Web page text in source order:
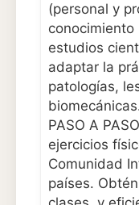
(personal y
estudios
adaptar la
patologías,
PASO A
ejercicios
Comunidad
países.